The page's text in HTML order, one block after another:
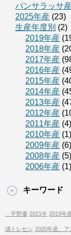
パンサラッサ
2025年産 (23)
生産年度別 (2)
2019年産
2018年産
2017年産
2016年産
2015年産
2014年産
2013年産
2012年産
2011年産 (4)
2010年産 (1)
2009年産 (6)
2008年産 (5)
2006年産 (1)
キーワード
平野優 2021年 2019年
浦トレセン 2020年産、